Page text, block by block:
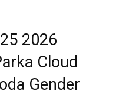
2026
Cloud
Gender